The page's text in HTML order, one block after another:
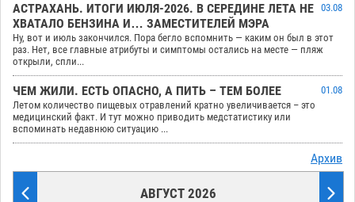
АСТРАХАНЬ. ИТОГИ ИЮЛЯ-2026. В СЕРЕДИНЕ ЛЕТА НЕ
ХВАТАЛО БЕНЗИНА И… ЗАМЕСТИТЕЛЕЙ МЭРА
03.08
Ну, вот и июль закончился. Пора бегло вспомнить — каким он был в этот
раз. Нет, все главные атрибуты и симптомы остались на месте — пляж
открыли, спли...
ЧЕМ ЖИЛИ. ЕСТЬ ОПАСНО, А ПИТЬ – ТЕМ БОЛЕЕ
01.08
Летом количество пищевых отравлений кратно увеличивается – это
медицинский факт. И тут можно приводить медстатистику или
вспоминать недавнюю ситуацию ...
Архив
АВГУСТ 2026